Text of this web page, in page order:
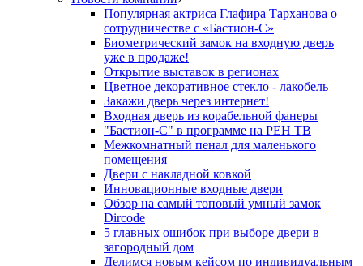
Популярная актриса Глафира Тарханова о
сотрудничестве с «Бастион-С»
Биометрический замок на входную дверь
уже в продаже!
Открытие выставок в регионах
Цветное декоративное стекло - лакобель
Закажи дверь через интернет!
Входная дверь из корабельной фанеры
"Бастион-С" в программе на РЕН ТВ
Межкомнатный пенал для маленького
помещения
Двери с накладной ковкой
Инновационные входные двери
Обзор на самый топовый умный замок
Dircode
5 главных ошибок при выборе двери в
загородный дом
Делимся новым кейсом по индивидуальным